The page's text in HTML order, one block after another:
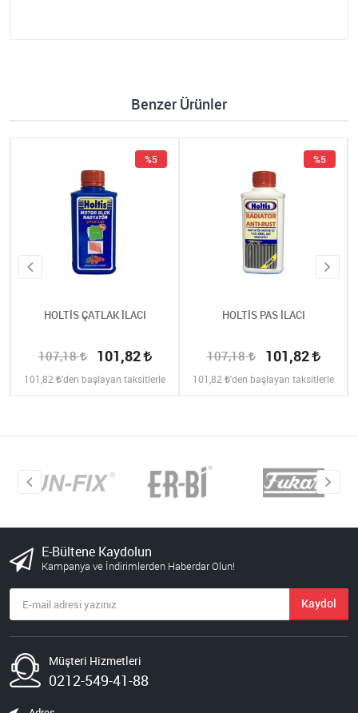
Benzer Ürünler
HOLTİS ÇATLAK İLACI
107,18 101,82
%5
101,82 'den başlayan taksitlerle
HOLTİS PAS İLACI
107,18 101,82
%5
101,82 'den başlayan taksitlerle
E-Bültene Kaydolun
Kampanya ve İndirimlerden Haberdar Olun!
Kaydol
Müşteri Hizmetleri
0212-549-41-88